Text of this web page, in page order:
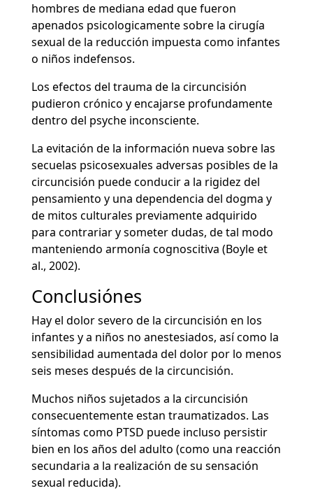
hombres de mediana edad que fueron
apenados psicologicamente sobre la cirugía
sexual de la reducción impuesta como infantes
o niños indefensos.
Los efectos del trauma de la circuncisión
pudieron crónico y encajarse profundamente
dentro del psyche inconsciente.
La evitación de la información nueva sobre las
secuelas psicosexuales adversas posibles de la
circuncisión puede conducir a la rigidez del
pensamiento y una dependencia del dogma y
de mitos culturales previamente adquirido
para contrariar y someter dudas, de tal modo
manteniendo armonía cognoscitiva (Boyle et
al., 2002).
Conclusiónes
Hay el dolor severo de la circuncisión en los
infantes y a niños no anestesiados, así como la
sensibilidad aumentada del dolor por lo menos
seis meses después de la circuncisión.
Muchos niños sujetados a la circuncisión
consecuentemente estan traumatizados. Las
síntomas como PTSD puede incluso persistir
bien en los años del adulto (como una reacción
secundaria a la realización de su sensación
sexual reducida).